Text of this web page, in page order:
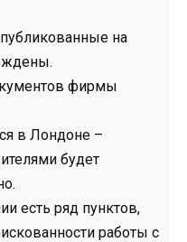
на
фирмы
в Лондоне –
будет
есть ряд пунктов,
работы с